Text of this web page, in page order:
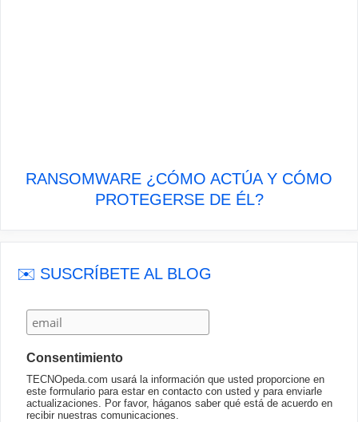
RANSOMWARE ¿CÓMO ACTÚA Y CÓMO
PROTEGERSE DE ÉL?
✉️ SUSCRÍBETE AL BLOG
Consentimiento
TECNOpeda.com usará la información que usted proporcione en
este formulario para estar en contacto con usted y para enviarle
actualizaciones. Por favor, háganos saber qué está de acuerdo en
recibir nuestras comunicaciones.